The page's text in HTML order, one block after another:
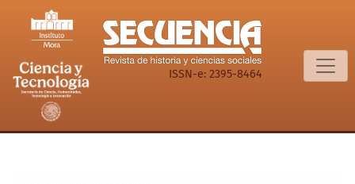
Reseña del libro: Indios imaginarios e indios reales en
ISSN-e: 2395-8464